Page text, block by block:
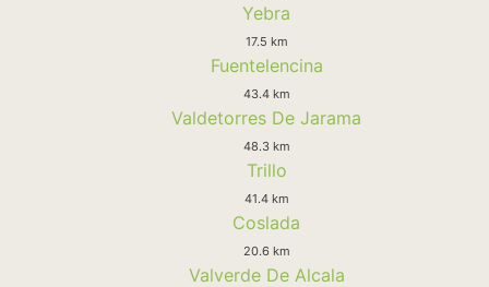
Yebra
17.5 km
Fuentelencina
43.4 km
Valdetorres De Jarama
48.3 km
Trillo
41.4 km
Coslada
20.6 km
Valverde De Alcala